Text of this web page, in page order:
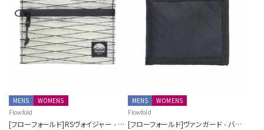
MENS
WOMENS
Flowfold
[フローフォールド]RSヴォイジャー - ジッパーポーチ - M
MENS
WOMENS
Flowfold
[フローフォールド]ヴァンガード - バイフォールドウォレット